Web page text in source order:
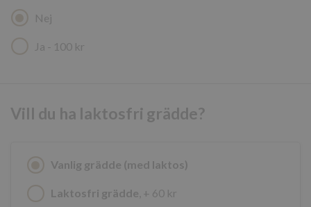
Nej
Ja - 100 kr
Vill du ha laktosfri grädde?
Vanlig grädde (med laktos)
Laktosfri grädde , + 60 kr